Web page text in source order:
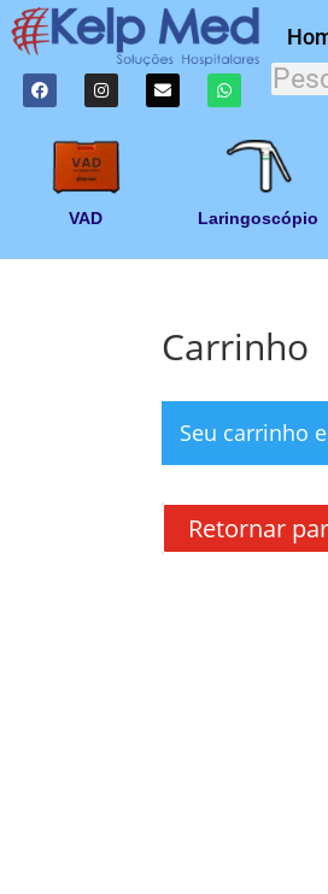
VAD Laringoscópio
Carrinho
Seu carrinho
Retornar